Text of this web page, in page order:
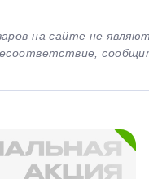
на сайте не